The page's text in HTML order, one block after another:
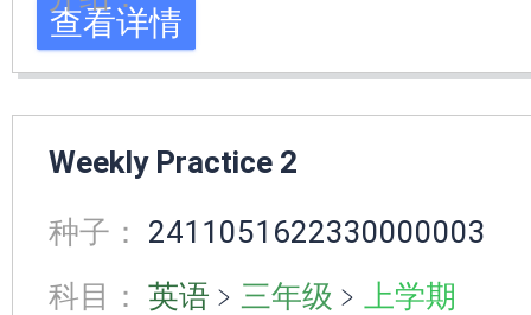
查看详情
Weekly Practice 2
种子： 2411051622330000003
科目： 英语 ﹥ 三年级 ﹥ 上学期